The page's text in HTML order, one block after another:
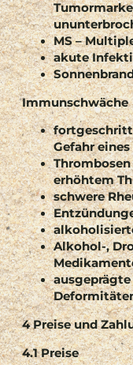
MS –
akute
Immunschwäche
Gefahr
erhöhtem
schwere
Alkohol-,
4 Preise und
4.1 Preise